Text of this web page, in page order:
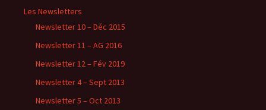
Les Newsletters
Newsletter 10 – Déc 2015
Newsletter 11 – AG 2016
Newsletter 12 – Fév 2019
Newsletter 4 – Sept 2013
Newsletter 5 – Oct 2013